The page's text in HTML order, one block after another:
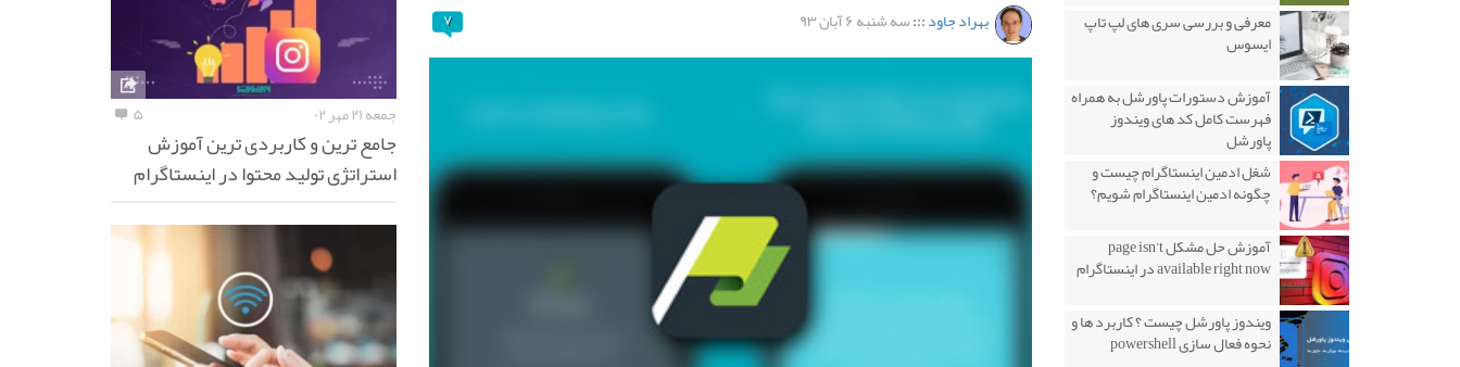
بهراد جاود:::سه شنبه ۶ آبان ۹۳ ۷
معرفی و بررسی سری های لپ تاپ
ایسوس
آموزش دستورات پاورشل به همراه
فهرست کامل کد های ویندوز
پاورشل
شغل ادمین اینستاگرام چیست و
چگونه ادمین اینستاگرام شویم؟
آموزش حل مشکل page isn’t
available right now در اینستاگرام
ویندوز پاورشل چیست ؟ کاربرد ها و
نحوه فعال سازی powershell
جمعه ۲۱ مهر ۰۲ ۵
جامع ترین و کاربردی ترین آموزش
استراتژی تولید محتوا در اینستاگرام